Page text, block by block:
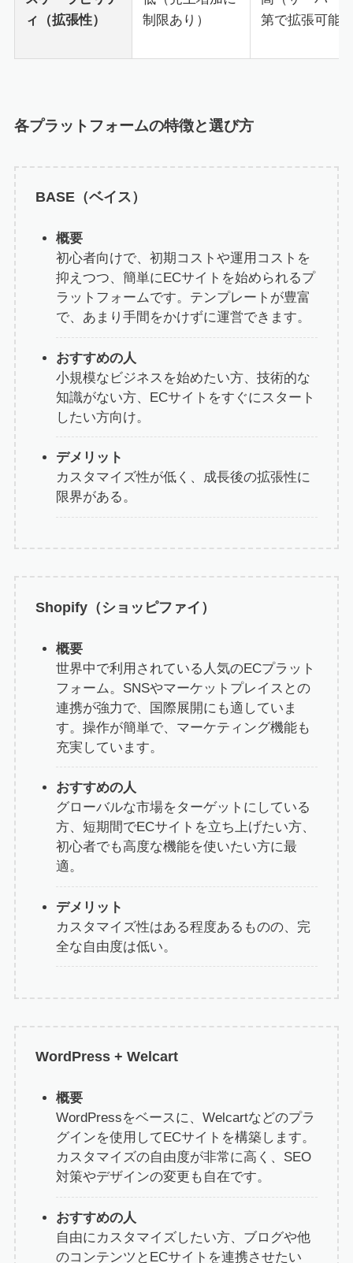
ィ（拡張性）
制限あり）
第で拡張可能
各プラットフォームの特徴と選び方
BASE （ベイス）
概要
初心者向けで、初期コストや運用コストを
抑えつつ、簡単にECサイトを始められるプ
ラットフォームです。テンプレートが豊富
で、あまり手間をかけずに運営できます。
おすすめの人
小規模なビジネスを始めたい方、技術的な
知識がない方、ECサイトをすぐにスタート
したい方向け。
デメリット
カスタマイズ性が低く、成長後の拡張性に
限界がある。
Shopify （ショッピファイ）
概要
世界中で利用されている人気のECプラット
フォーム。SNSやマーケットプレイスとの
連携が強力で、国際展開にも適していま
す。操作が簡単で、マーケティング機能も
充実しています。
おすすめの人
グローバルな市場をターゲットにしている
方、短期間でECサイトを立ち上げたい方、
初心者でも高度な機能を使いたい方に最
適。
デメリット
カスタマイズ性はある程度あるものの、完
全な自由度は低い。
WordPress + Welcart
概要
WordPressをベースに、Welcartなどのプラ
グインを使用してECサイトを構築します。
カスタマイズの自由度が非常に高く、SEO
対策やデザインの変更も自在です。
おすすめの人
自由にカスタマイズしたい方、ブログや他
のコンテンツとECサイトを連携させたい